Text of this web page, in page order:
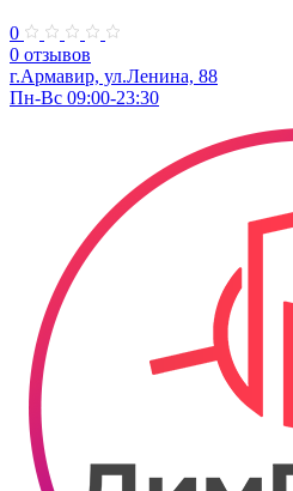
0
0 отзывов
г.Армавир, ул.Ленина, 88
Пн-Вс 09:00-23:30